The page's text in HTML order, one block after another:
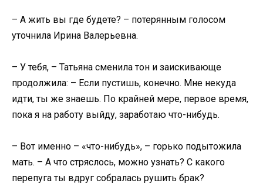
– А жить вы где будете? – потерянным голосом
уточнила Ирина Валерьевна.
– У тебя, – Татьяна сменила тон и заискивающе
продолжила: – Если пустишь, конечно. Мне некуда
идти, ты же знаешь. По крайней мере, первое время,
пока я на работу выйду, заработаю что-нибудь.
– Вот именно – «что-нибудь», – горько подытожила
мать. – А что стряслось, можно узнать? С какого
перепуга ты вдруг собралась рушить брак?